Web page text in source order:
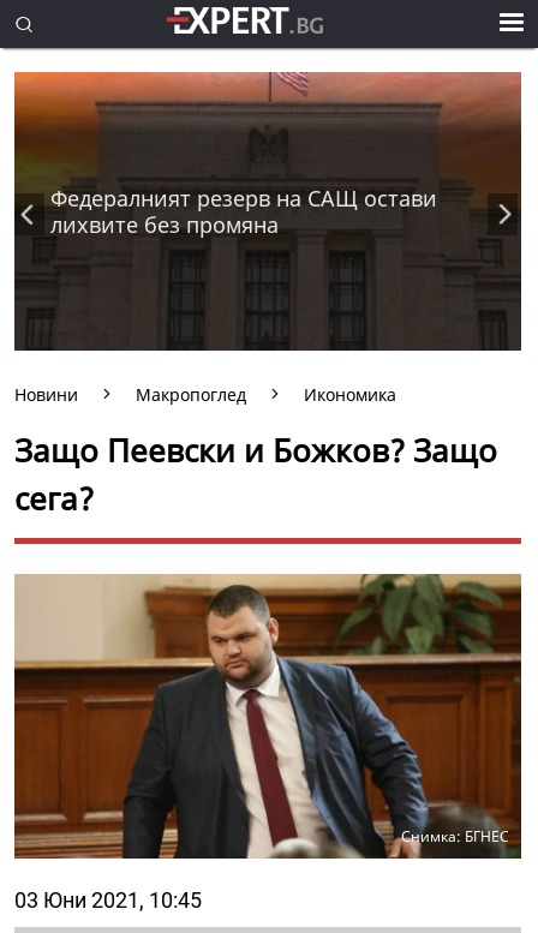
Федералният резерв на САЩ остави
лихвите без промяна
Новини Макропоглед Икономика
Защо Пеевски и Божков? Защо
сега?
Снимка: БГНЕС
03 Юни 2021, 10:45